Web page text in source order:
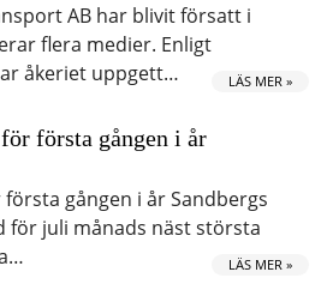
AB har blivit försatt i
flera medier. Enligt
åkeriet uppgett…
LÄS MER »
första gången i år
gången i år Sandbergs
för juli månads näst största
LÄS MER »